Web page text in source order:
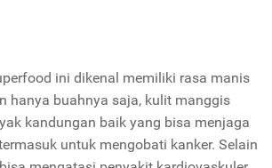
ini dikenal memiliki rasa manis
hanya buahnya saja, kulit manggis
kandungan baik yang bisa menjaga
untuk mengobati kanker. Selain